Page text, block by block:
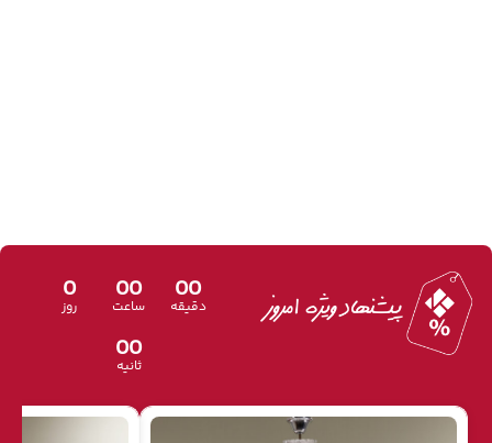
0
روز
00
ساعت
00
دقیقه
00
ثانیه